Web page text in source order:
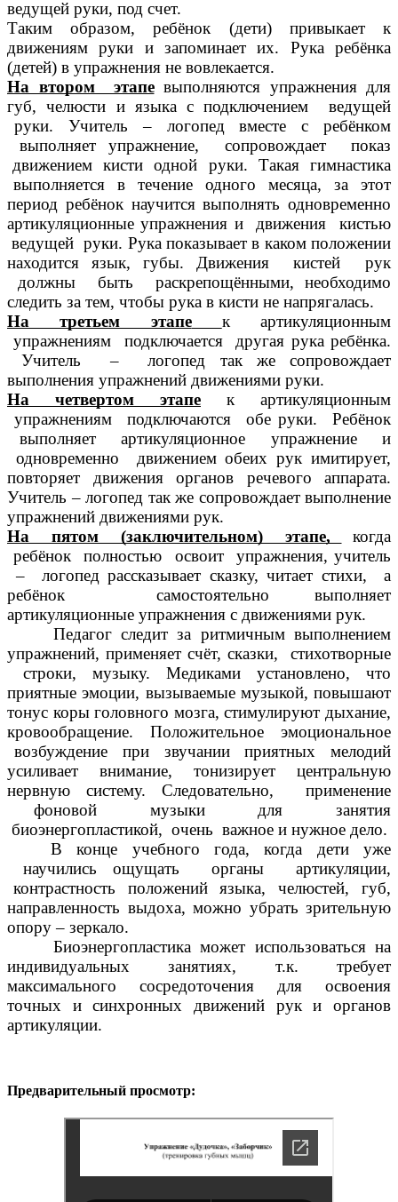
ведущей руки, под счет.
Таким образом, ребёнок (дети) привыкает к
движениям руки и запоминает их. Рука ребёнка
(детей) в упражнения не вовлекается.
На втором этапевыполняются упражнения для
губ, челюсти и языка с подключением ведущей
руки. Учитель – логопед вместе с ребёнком
выполняет упражнение, сопровождает показ
движением кисти одной руки. Такая гимнастика
выполняется в течение одного месяца, за этот
период ребёнок научится выполнять одновременно
артикуляционные упражнения и движения кистью
ведущей руки. Рука показывает в каком положении
находится язык, губы. Движения кистей рук
должны быть раскрепощёнными, необходимо
следить за тем, чтобы рука в кисти не напрягалась.
На третьем этапе
к артикуляционным
упражнениям подключается другая рука ребёнка.
Учитель – логопед так же сопровождает
выполнения упражнений движениями руки.
На четвертом этапе к артикуляционным
упражнениям подключаются обе руки. Ребёнок
выполняет артикуляционное упражнение и
одновременно движением обеих рук имитирует,
повторяет движения органов речевого аппарата.
Учитель – логопед так же сопровождает выполнение
упражнений движениями рук.
На пятом (заключительном) этапе,
когда
ребёнок полностью освоит упражнения, учитель
– логопед рассказывает сказку, читает стихи, а
ребёнок самостоятельно выполняет
артикуляционные упражнения с движениями рук.
Педагог следит за ритмичным выполнением
упражнений, применяет счёт, сказки, стихотворные
строки, музыку. Медиками установлено, что
приятные эмоции, вызываемые музыкой, повышают
тонус коры головного мозга, стимулируют дыхание,
кровообращение. Положительное эмоциональное
возбуждение при звучании приятных мелодий
усиливает внимание, тонизирует центральную
нервную систему. Следовательно, применение
фоновой музыки для занятия
биоэнергопластикой, очень важное и нужное дело.
В конце учебного года, когда дети уже
научились ощущать органы артикуляции,
контрастность положений языка, челюстей, губ,
направленность выдоха, можно убрать зрительную
опору – зеркало.
Биоэнергопластика может использоваться на
индивидуальных занятиях, т.к. требует
максимального сосредоточения для освоения
точных и синхронных движений рук и органов
артикуляции.
Предварительный просмотр: